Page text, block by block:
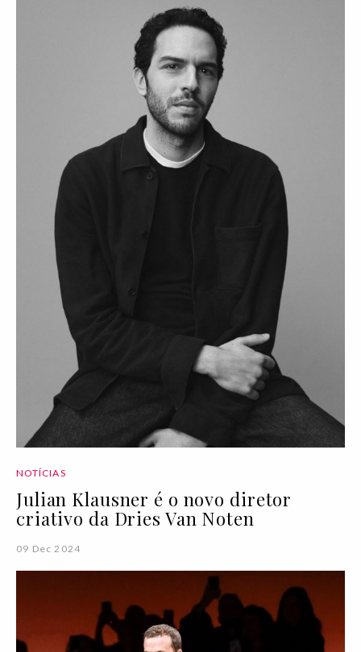
NOTÍCIAS
Julian Klausner é o novo diretor
criativo da Dries Van Noten
09 Dec 2024